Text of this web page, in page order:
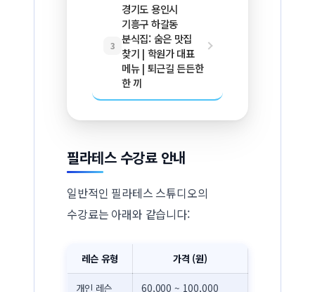
3
경기도 용인시
기흥구 하갈동
분식집: 숨은 맛집
찾기 | 학원가 대표
메뉴 | 퇴근길 든든한
한 끼
필라테스 수강료 안내
일반적인 필라테스 스튜디오의
수강료는 아래와 같습니다:
레슨 유형 가격 (원)
개인 레슨 60,000 ~ 100,000